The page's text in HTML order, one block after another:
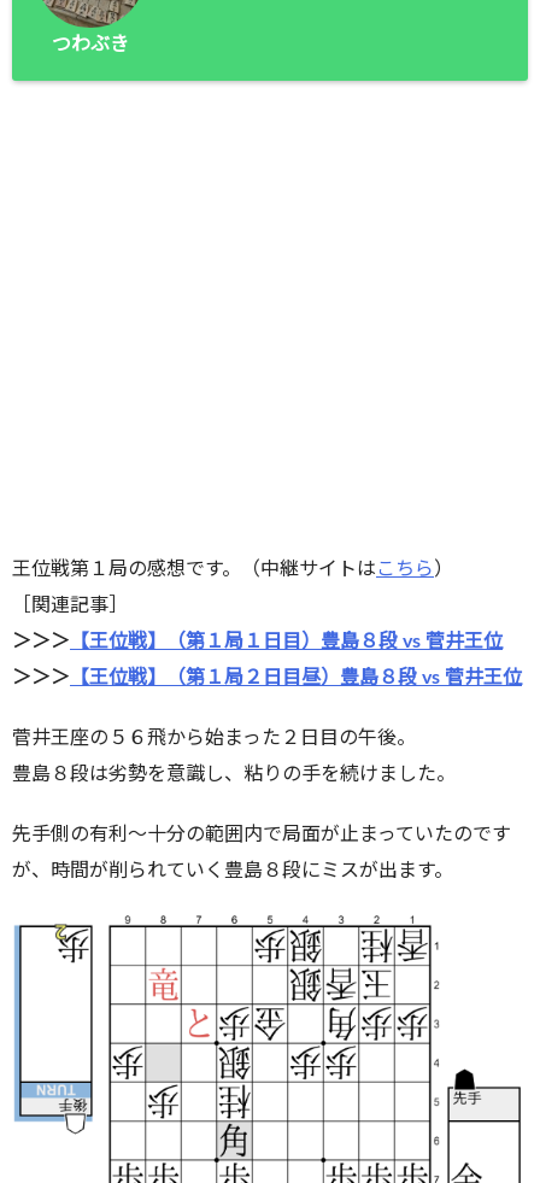
つわぶき
王位戦第１局の感想です。（中継サイトは こちら ）
［関連記事］
＞＞＞ 【王位戦】（第１局１日目）豊島８段 vs 菅井王位
＞＞＞ 【王位戦】（第１局２日目昼）豊島８段 vs 菅井王位
菅井王座の５６飛から始まった２日目の午後。
豊島８段は劣勢を意識し、粘りの手を続けました。
先手側の有利～十分の範囲内で局面が止まっていたのです
が、時間が削られていく豊島８段にミスが出ます。